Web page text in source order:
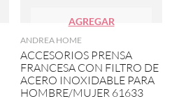
AGREGAR
ANDREA HOME
ACCESORIOS PRENSA
FRANCESA CON FILTRO DE
ACERO INOXIDABLE PARA
HOMBRE/MUJER 61633